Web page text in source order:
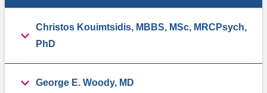
Christos Kouimtsidis, MBBS, MSc, MRCPsych,
PhD
George E. Woody, MD